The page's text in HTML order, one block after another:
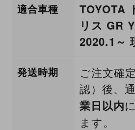
適合車種
TOYOTA
リス GR
2020.1～
発送時期
ご注文確
認）後、
業日以内
ます。